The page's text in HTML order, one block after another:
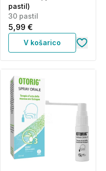
pastil)
30 pastil
5,99 €
V košarico